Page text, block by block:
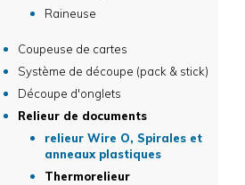
Raineuse
Coupeuse de cartes
Système de découpe (pack & stick)
Découpe d'onglets
Relieur de documents
relieur Wire O, Spirales et
anneaux plastiques
Thermorelieur